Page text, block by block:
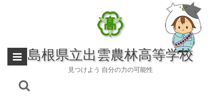
島根県立出雲農林高等学校
見つけよう 自分の力の可能性